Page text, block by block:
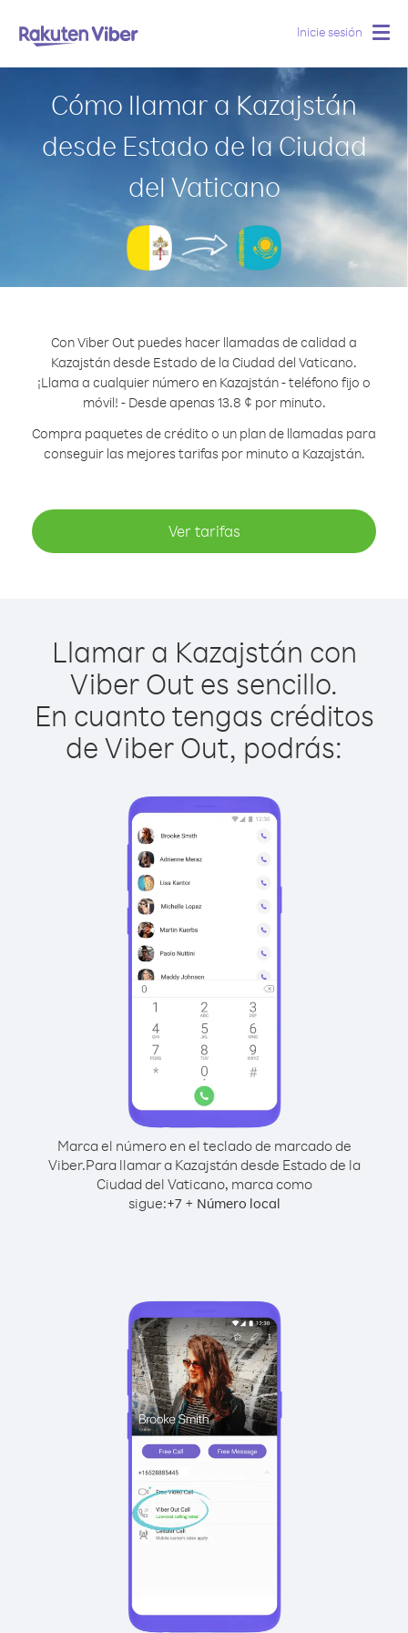
Inicie sesión
Cómo llamar a Kazajstán
desde Estado de la Ciudad
del Vaticano
Con Viber Out puedes hacer llamadas de calidad a
Kazajstán desde Estado de la Ciudad del Vaticano.
¡Llama a cualquier número en Kazajstán - teléfono fijo o
móvil! - Desde apenas 13.8 ¢ por minuto.
Compra paquetes de crédito o un plan de llamadas para
conseguir las mejores tarifas por minuto a Kazajstán.
Ver tarifas
Llamar a Kazajstán con
Viber Out es sencillo.
En cuanto tengas créditos
de Viber Out, podrás:
Marca el número en el teclado de marcado de
Viber.Para llamar a Kazajstán desde Estado de la
Ciudad del Vaticano, marca como
sigue:+7+ Número local